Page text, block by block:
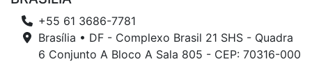
+55 61 3686-7781
Brasília • DF - Complexo Brasil 21 SHS - Quadra
6 Conjunto A Bloco A Sala 805 - CEP: 70316-000